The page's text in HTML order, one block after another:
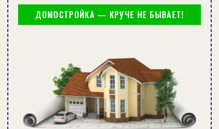
ДОМОСТРОЙКА — КРУЧЕ НЕ БЫВАЕТ!